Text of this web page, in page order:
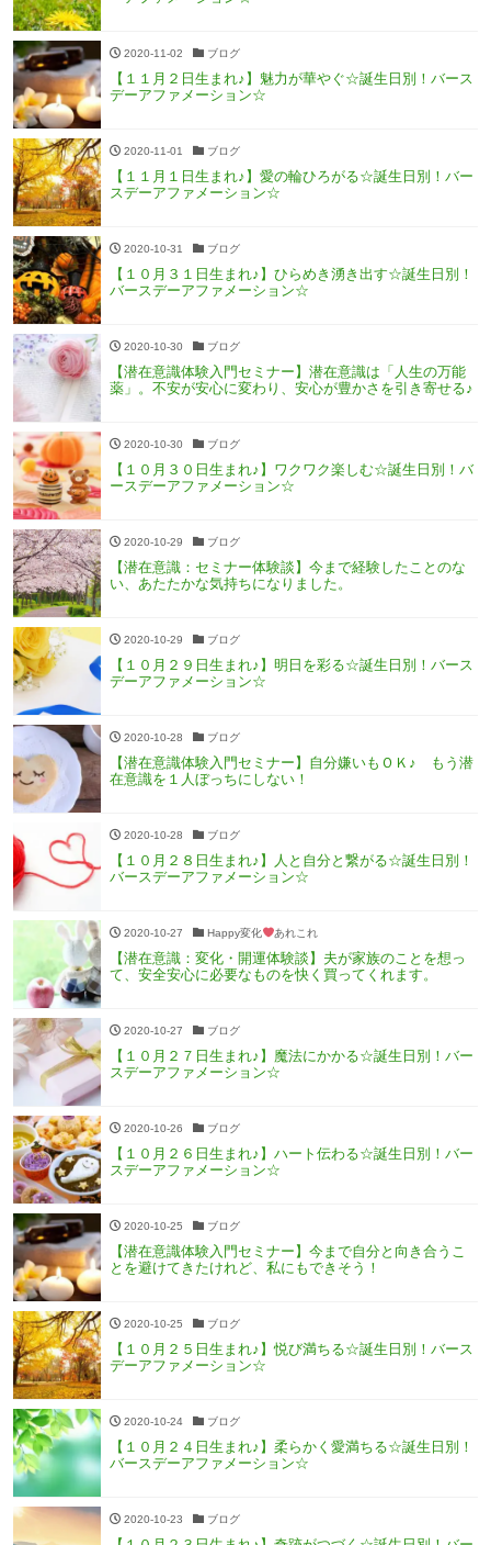
2020-11-02 ブログ
【１１月２日生まれ♪】魅力が華やぐ☆誕生日別！バース
デーアファメーション☆
2020-11-01 ブログ
【１１月１日生まれ♪】愛の輪ひろがる☆誕生日別！バー
スデーアファメーション☆
2020-10-31 ブログ
【１０月３１日生まれ♪】ひらめき湧き出す☆誕生日別！
バースデーアファメーション☆
2020-10-30 ブログ
【潜在意識体験入門セミナー】潜在意識は「人生の万能
薬」。不安が安心に変わり、安心が豊かさを引き寄せる♪
2020-10-30 ブログ
【１０月３０日生まれ♪】ワクワク楽しむ☆誕生日別！バ
ースデーアファメーション☆
2020-10-29 ブログ
【潜在意識：セミナー体験談】今まで経験したことのな
い、あたたかな気持ちになりました。
2020-10-29 ブログ
【１０月２９日生まれ♪】明日を彩る☆誕生日別！バース
デーアファメーション☆
2020-10-28 ブログ
【潜在意識体験入門セミナー】自分嫌いもＯＫ♪ もう潜
在意識を１人ぼっちにしない！
2020-10-28 ブログ
【１０月２８日生まれ♪】人と自分と繋がる☆誕生日別！
バースデーアファメーション☆
2020-10-27 Happy変化 あれこれ
【潜在意識：変化・開運体験談】夫が家族のことを想っ
て、安全安心に必要なものを快く買ってくれます。
2020-10-27 ブログ
【１０月２７日生まれ♪】魔法にかかる☆誕生日別！バー
スデーアファメーション☆
2020-10-26 ブログ
【１０月２６日生まれ♪】ハート伝わる☆誕生日別！バー
スデーアファメーション☆
2020-10-25 ブログ
【潜在意識体験入門セミナー】今まで自分と向き合うこ
とを避けてきたけれど、私にもできそう！
2020-10-25 ブログ
【１０月２５日生まれ♪】悦び満ちる☆誕生日別！バース
デーアファメーション☆
2020-10-24 ブログ
【１０月２４日生まれ♪】柔らかく愛満ちる☆誕生日別！
バースデーアファメーション☆
2020-10-23 ブログ